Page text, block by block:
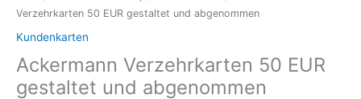
Verzehrkarten 50 EUR gestaltet und abgenommen
Kundenkarten
Ackermann Verzehrkarten 50 EUR
gestaltet und abgenommen